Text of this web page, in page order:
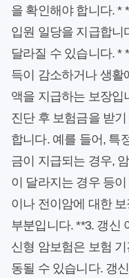
을 확인해야 합니다. *
입원 일당을 지급합니
달라질 수 있습니다. *
득이 감소하거나 생활
액을 지급하는 보장입
진단 후 보험금을 받
합니다. 예를 들어, 특
금이 지급되는 경우,
이 달라지는 경우 등
이나 전이암에 대한
부분입니다. **3. 갱신
신형 암보험은 보험
동될 수 있습니다. 갱